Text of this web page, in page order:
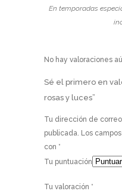
En temporadas
No hay valoraciones
Sé el primero en
rosas y luces”
Tu dirección de
publicada. Los
con *
Tu puntuación
Tu valoración *